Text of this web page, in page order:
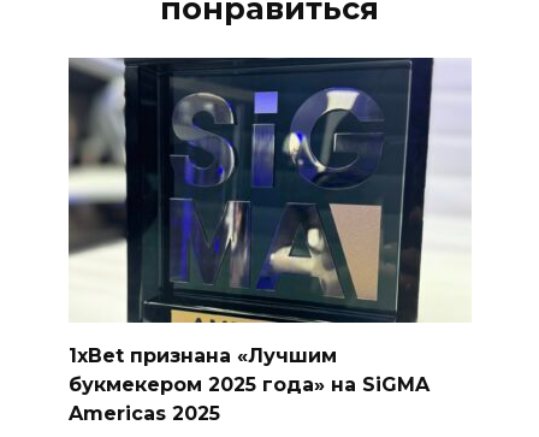
понравиться
1xBet признана «Лучшим
букмекером 2025 года» на SiGMA
Americas 2025